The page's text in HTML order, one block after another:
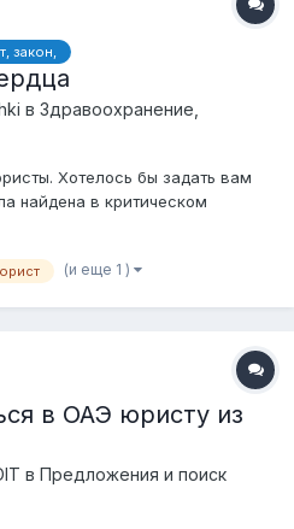
закон,
в Здравоохранение,
Хотелось бы задать вам
найдена в критическом
близких нет, искали, не
ее органа (сердца) в
(и еще 1 )
в ОАЭ юристу из
в Предложения и поиск